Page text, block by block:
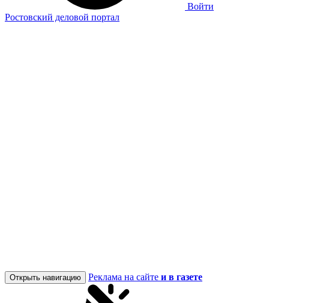
Войти
Ростовский деловой портал
Открыть навигацию Реклама на сайте и в газете